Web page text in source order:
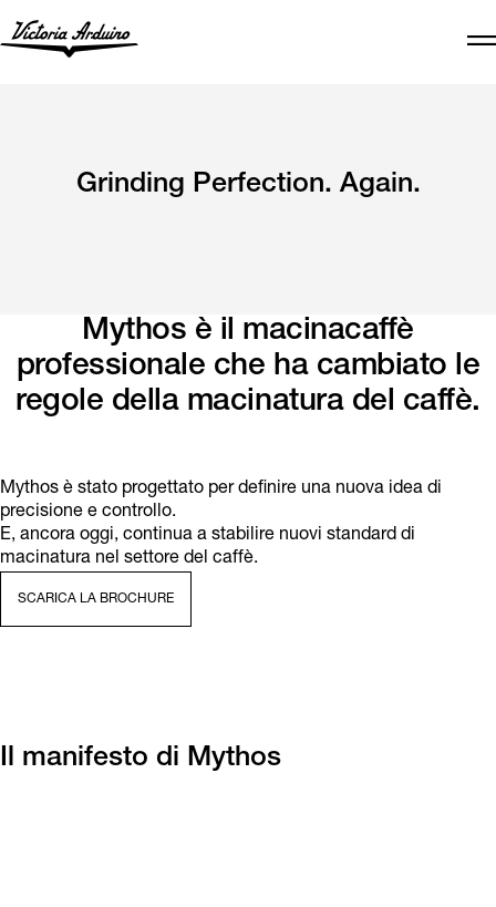
Grinding Perfection. Again.
Mythos è il macinacaffè
professionale che ha cambiato le
regole della macinatura del caffè.
Mythos è stato progettato per definire una nuova idea di
precisione e controllo.
E, ancora oggi, continua a stabilire nuovi standard di
macinatura nel settore del caffè.
SCARICA LA BROCHURE
Il manifesto di Mythos